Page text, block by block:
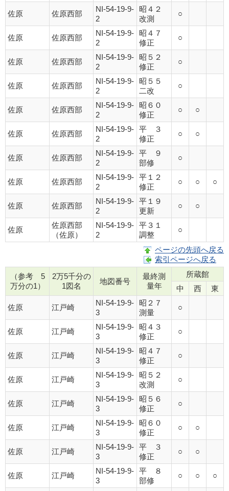
佐原 佐原西部
NI-54-19-9-
2
昭４２
改測
○
佐原 佐原西部
NI-54-19-9-
2
昭４７
修正
○
佐原 佐原西部
NI-54-19-9-
2
昭５２
修正
○
佐原 佐原西部
NI-54-19-9-
2
昭５５
二改
○
佐原 佐原西部
NI-54-19-9-
2
昭６０
修正
○ ○
佐原 佐原西部
NI-54-19-9-
2
平 ３
修正
○ ○
佐原 佐原西部
NI-54-19-9-
2
平 ９
部修
○
佐原 佐原西部
NI-54-19-9-
2
平１２
修正
○ ○ ○
佐原 佐原西部
NI-54-19-9-
2
平１９
更新
○ ○
佐原
佐原西部
（佐原）
NI-54-19-9-
2
平３１
調整
○
ページの先頭へ戻る
索引ページへ戻る
（参考 5
万分の1）
2万5千分の
1図名
地図番号
最終測
量年
所蔵館
中
西 東
佐原 江戸崎
NI-54-19-9-
3
昭２７
測量
○
佐原 江戸崎
NI-54-19-9-
3
昭４３
修正
○
佐原 江戸崎
NI-54-19-9-
3
昭４７
修正
○
佐原 江戸崎
NI-54-19-9-
3
昭５２
改測
○
佐原 江戸崎
NI-54-19-9-
3
昭５６
修正
○
佐原 江戸崎
NI-54-19-9-
3
昭６０
修正
○ ○
佐原 江戸崎
NI-54-19-9-
3
平 ３
修正
○ ○
佐原 江戸崎
NI-54-19-9-
3
平 ８
部修
○ ○ ○